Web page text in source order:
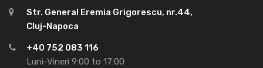
Str. General Eremia Grigorescu, nr.44,
Cluj-Napoca
+40 752 083 116
Luni-Vineri 9:00 to 17:00